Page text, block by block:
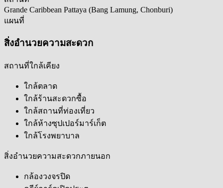
Grande Caribbean Pattaya (Bang Lamung, Chonburi)
แผนที่
สิ่งอำนวยความสะดวก
สถานที่ใกล้เคียง
ใกล้ตลาด
ใกล้ร้านสะดวกซื้อ
ใกล้สถานที่ท่องเที่ยว
ใกล้ห้างซุปเปอร์มาร์เก็ต
ใกล้โรงพยาบาล
สิ่งอำนวยความสะดวกภายนอก
กล้องวงจรปิด